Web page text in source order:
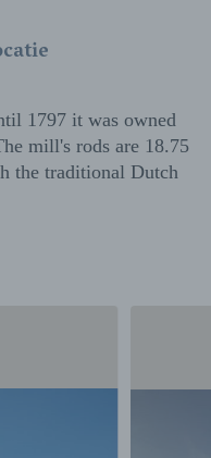
1797 it was owned
mill's rods are 18.75
the traditional Dutch